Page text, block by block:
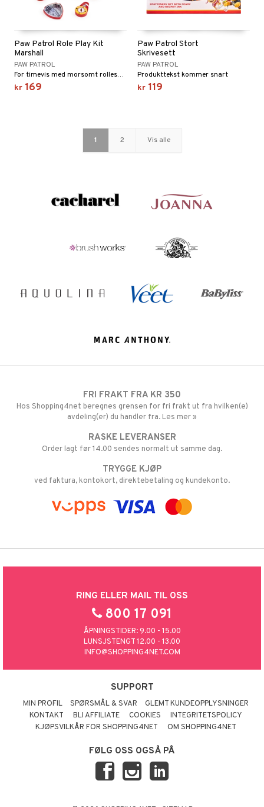
Paw Patrol Role Play Kit
Marshall
PAW PATROL
For timevis med morsomt rollespill med favorittvalpene dine.
kr 169
Paw Patrol Stort
Skrivesett
PAW PATROL
Produkttekst kommer snart
kr 119
1 2 Vis alle
FRI FRAKT FRA KR 350
Hos Shopping4net beregnes grensen for fri frakt ut fra hvilken(e)
avdeling(er) du handler fra. Les mer »
RASKE LEVERANSER
Order lagt før 14.00 sendes normalt ut samme dag.
TRYGGE KJØP
ved faktura, kontokort, direktebetaling og kundekonto.
RING ELLER MAIL TIL OSS
800 17 091
ÅPNINGSTIDER: 9.00 - 15.00
LUNSJSTENGT 12.00 - 13.00
INFO@SHOPPING4NET.COM
SUPPORT
MIN PROFIL SPØRSMÅL & SVAR
GLEMT KUNDEOPPLYSNINGER
KONTAKT
BLI AFFILIATE COOKIES
INTEGRITETSPOLICY
KJØPSVILKÅR FOR SHOPPING4NET
OM SHOPPING4NET
FØLG OSS OGSÅ PÅ